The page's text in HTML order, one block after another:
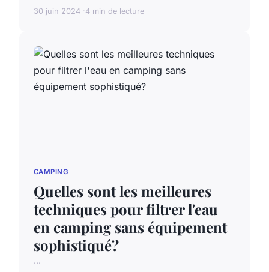
30 juin 2024 4 min de lecture
CAMPING
Quelles sont les meilleures
techniques pour filtrer l'eau
en camping sans équipement
sophistiqué?
...